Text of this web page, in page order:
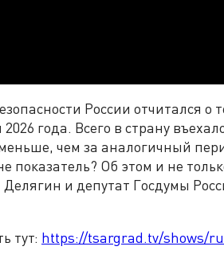
России отчитался
2026 года. Всего в страну
чем за аналогичный
показатель? Об этом и не
и депутат Госдумы
тут: https://tsargrad.tv/shows/